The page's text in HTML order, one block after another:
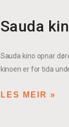
Sauda
Sauda kino opnar
kinoen er for tida
LES MEIR »